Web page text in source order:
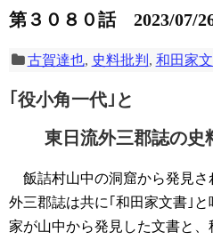
第３０８０話 2023/07/
古賀達也, 史料批判 , 和田家
｢役小角一代｣と
東日流外三郡誌の史
飯詰村山中の洞窟から発見さ
外三郡誌は共に｢和田家文書｣
家が山中から発見した文書と、